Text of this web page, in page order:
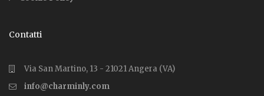
Contatti
Via San Martino, 13 - 21021 Angera (VA)
info@charminly.com